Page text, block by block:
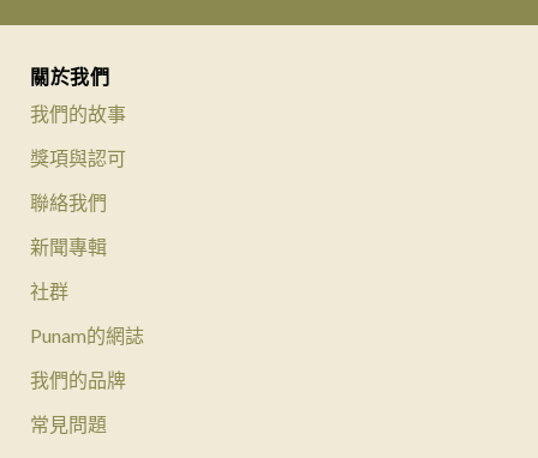
關於我們
我們的故事
獎項與認可
聯絡我們
新聞專輯
社群
Punam的網誌
我們的品牌
常見問題